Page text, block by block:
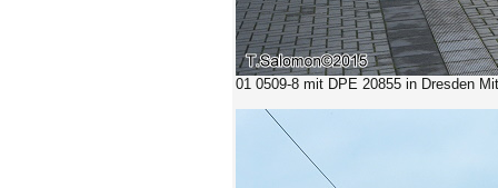
01 0509-8 mit DPE 20855 in Dresden